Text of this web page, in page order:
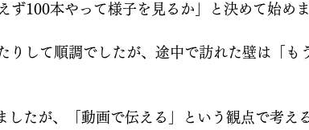
100本やって様子を見るか」と決めて始めま
りして順調でしたが、途中で訪れた壁は「も
したが、「動画で伝える」という観点で考え